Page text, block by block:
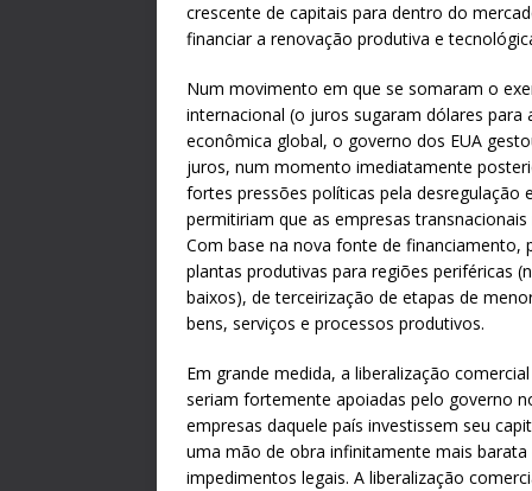
crescente de capitais para dentro do
financiar a renovação produtiva e
Num movimento em que se somaram o
internacional (o juros sugaram dólares
econômica global, o governo dos EUA
juros, num momento imediatamente
fortes pressões políticas pela desregulação
permitiriam que as empresas
Com base na nova fonte de financiamento,
plantas produtivas para regiões periféricas
baixos), de terceirização de etapas de
bens, serviços e processos produtivos.
Em grande medida, a liberalização
seriam fortemente apoiadas pelo governo
empresas daquele país investissem seu
uma mão de obra infinitamente mais
impedimentos legais. A liberalização